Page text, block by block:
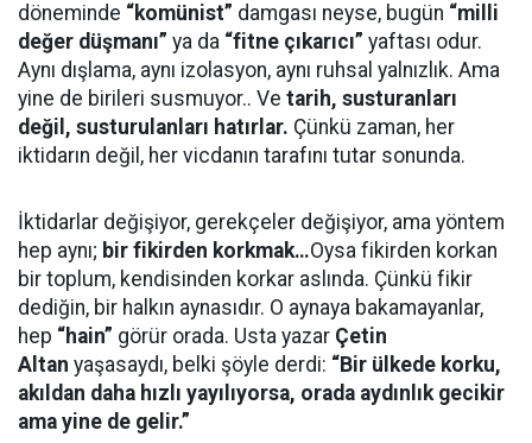
döneminde “komünist” damgası neyse, bugün “milli
değer düşmanı” ya da “fitne çıkarıcı” yaftası odur.
Aynı dışlama, aynı izolasyon, aynı ruhsal yalnızlık. Ama
yine de birileri susmuyor.. Ve tarih, susturanları
değil, susturulanları hatırlar. Çünkü zaman, her
iktidarın değil, her vicdanın tarafını tutar sonunda.
İktidarlar değişiyor, gerekçeler değişiyor, ama yöntem
hep aynı; bir fikirden korkmak…Oysa fikirden korkan
bir toplum, kendisinden korkar aslında. Çünkü fikir
dediğin, bir halkın aynasıdır. O aynaya bakamayanlar,
hep “hain” görür orada. Usta yazar Çetin
Altan yaşasaydı, belki şöyle derdi: “Bir ülkede korku,
akıldan daha hızlı yayılıyorsa, orada aydınlık gecikir
ama yine de gelir.”